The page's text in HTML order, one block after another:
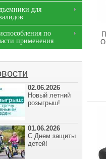
для
по
применения
02.06.2026
Новый летний
розыгрыш!
01.06.2026
С Днем защиты
детей!